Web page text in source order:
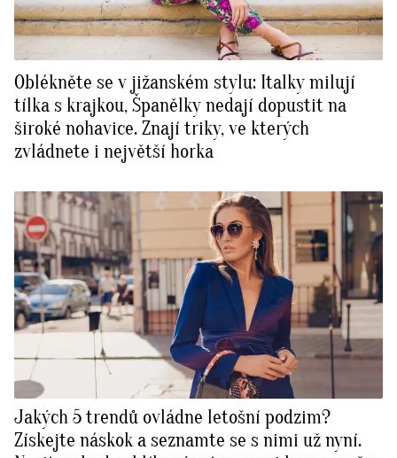
Oblékněte se v jižanském stylu: Italky milují
tílka s krajkou, Španělky nedají dopustit na
široké nohavice. Znají triky, ve kterých
zvládnete i největší horka
Jakých 5 trendů ovládne letošní podzim?
Získejte náskok a seznamte se s nimi už nyní.